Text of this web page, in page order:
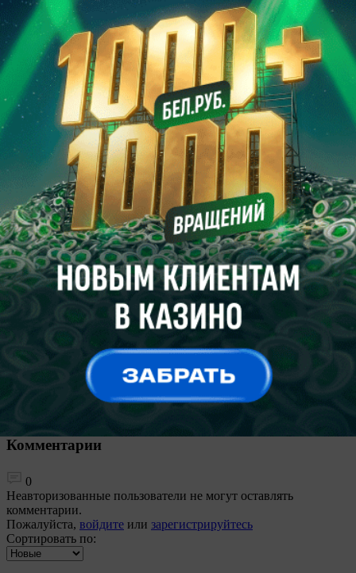
284
0
Чемпионат России (Д2). Ассист Романа Пасевича помог
"Уфе" обыграть "Сокол" Алексея Баги
Баскетбол
0
Женщины. Betera-чемпионат Беларуси. "Минск" и
"Гомельские рыси" одержали виктории над "Минск-М" и
"Гомельскими рысями-М" соответственно
14:34
Хоккей
Егор Шарангович: голы — это обычное дело, если ты
Комментарии
0
Неавторизованные пользователи не могут оставлять
комментарии.
Пожалуйста, войдите или зарегистрируйтесь
Сортировать по: